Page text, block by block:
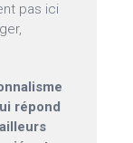
pas ici
répond